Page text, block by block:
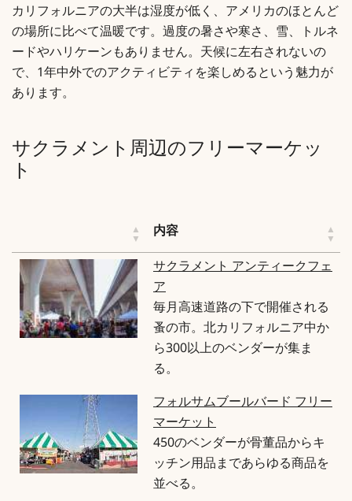
カリフォルニアの大半は湿度が低く、アメリカのほとんど
の場所に比べて温暖です。過度の暑さや寒さ、雪、トルネ
ードやハリケーンもありません。天候に左右されないの
で、1年中外でのアクティビティを楽しめるという魅力が
あります。
サクラメント周辺のフリーマーケッ
ト
内容
サクラメント アンティークフェ
ア
毎月高速道路の下で開催される
蚤の市。北カリフォルニア中か
ら300以上のベンダーが集ま
る。
フォルサムブールバード フリー
マーケット
450のベンダーが骨董品からキ
ッチン用品まであらゆる商品を
並べる。